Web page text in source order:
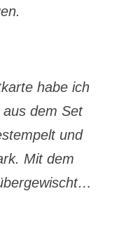
habe ich
dem Set
und
Mit dem